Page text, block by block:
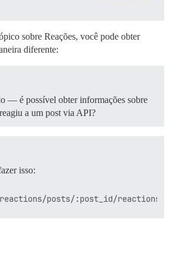
sobre Reações, você pode obter
diferente:
— é possível obter informações sobre
a um post via API?
isso: